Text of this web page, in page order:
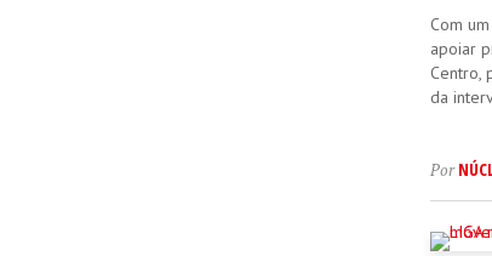
Com
apoiar
Centro,
da
Por